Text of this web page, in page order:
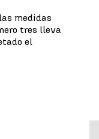
medidas
tres lleva
el